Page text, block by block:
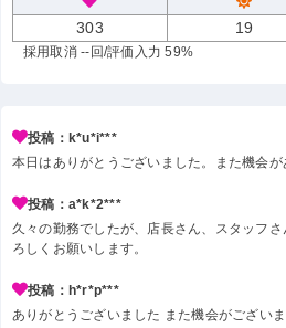
303 19
採用取消 --回/評価入力 59%
投稿：k*u*i***
本日はありがとうございました。また機会
投稿：a*k*2***
久々の勤務でしたが、店長さん、スタッフ
ろしくお願いします。
投稿：h*r*p***
ありがとうございました また機会がござい